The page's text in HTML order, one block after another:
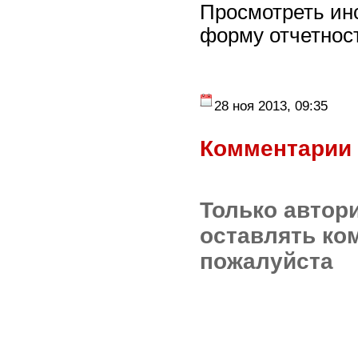
Просмотреть
форму
28 ноя 2013, 09:35
Комментарии
Только
оставлять
пожалуйста